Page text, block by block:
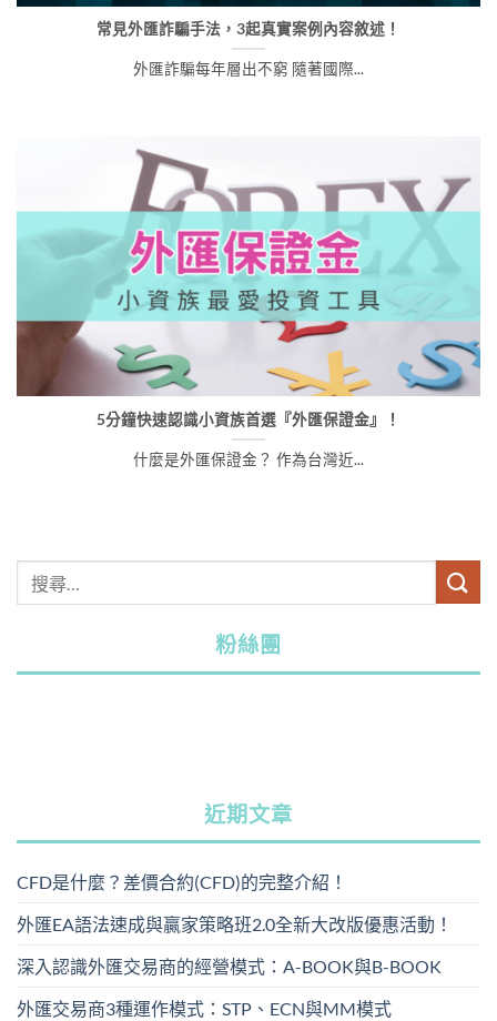
常見外匯詐騙手法，3起真實案例內容敘述！
外匯詐騙每年層出不窮 隨著國際...
5分鐘快速認識小資族首選『外匯保證金』！
什麼是外匯保證金？ 作為台灣近...
粉絲團
近期文章
CFD是什麼？差價合約(CFD)的完整介紹！
外匯EA語法速成與贏家策略班2.0全新大改版優惠活動！
深入認識外匯交易商的經營模式：A-BOOK與B-BOOK
外匯交易商3種運作模式：STP、ECN與MM模式